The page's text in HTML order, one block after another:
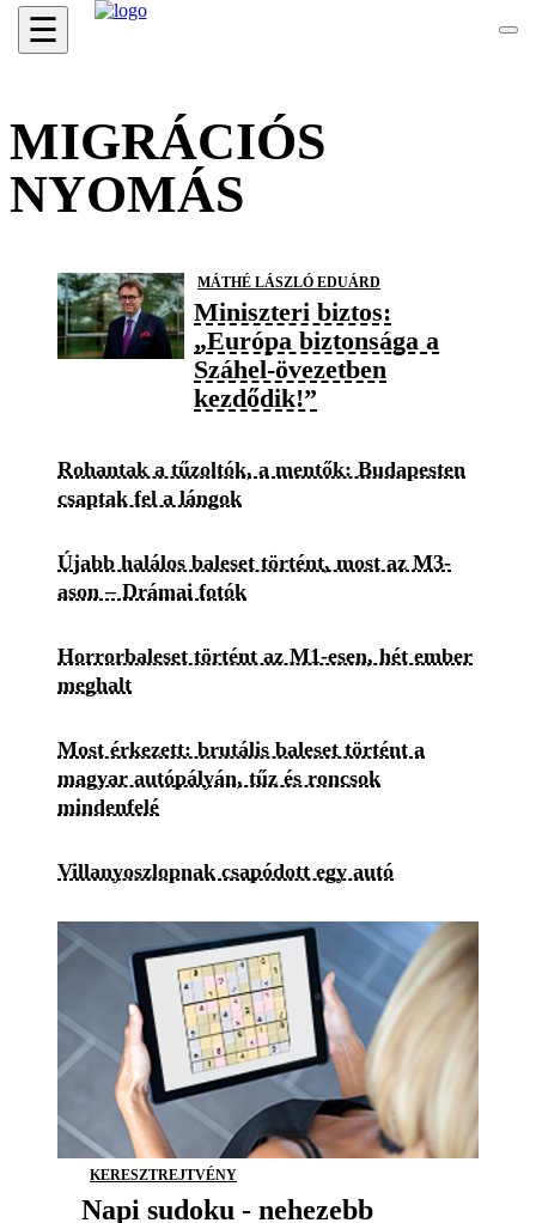
☰
MIGRÁCIÓS
NYOMÁS
MÁTHÉ LÁSZLÓ EDUÁRD
Miniszteri biztos:
„Európa biztonsága a
Száhel-övezetben
kezdődik!”
Rohantak a tűzoltók, a mentők: Budapesten
csaptak fel a lángok
Újabb halálos baleset történt, most az M3-
ason – Drámai fotók
Horrorbaleset történt az M1-esen, hét ember
meghalt
Most érkezett: brutális baleset történt a
magyar autópályán, tűz és roncsok
mindenfelé
Villanyoszlopnak csapódott egy autó
KERESZTREJTVÉNY
Napi sudoku - nehezebb